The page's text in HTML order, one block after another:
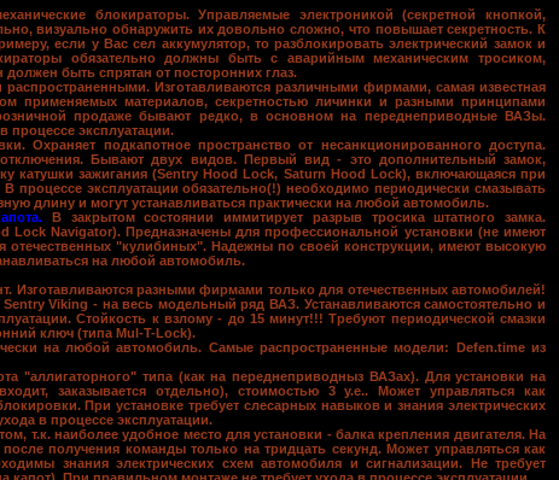
блокираторы. Управляемые электроникой (секретной кнопкой,
визуально обнаружить их довольно сложно, что повышает секретность. К
если у Вас сел аккумулятор, то разблокировать электрический замок и
обязательно должны быть с аварийным механическим тросиком,
быть спрятан от посторонних глаз.
Изготавливаются различными фирмами, самая известная
применяемых материалов, секретностью личинки и разными принципами
продаже бывают редко, в основном на переднеприводные ВАЗы.
процессе эксплуатации.
Охраняет подкапотное пространство от несанкционированного доступа.
Бывают двух видов. Первый вид - это дополнительный замок,
катушки зажигания (Sentry Hood Lock, Saturn Hood Lock), включающаяся при
процессе эксплуатации обязательно(!) необходимо периодически смазывать
длину и могут устанавливаться практически на любой автомобиль.
В закрытом состоянии иммитирует разрыв тросика штатного замка.
Navigator). Предназначены для профессиональной установки (не имеют
"кулибиных". Надежны по своей конструкции, имеют высокую
на любой автомобиль.
разными фирмами только для отечественных автомобилей!
Viking - на весь модельный ряд ВАЗ. Устанавливаются самостоятельно и
Стойкость к взлому - до 15 минут!!! Требуют периодической смазки
ключ (типа Mul-T-Lock).
на любой автомобиль. Самые распространенные модели: Defen.time из
"аллигаторного" типа (как на переднеприводныз ВАЗах). Для установки на
заказывается отдельно), стоимостью 3 у.е.. Может управляться как
При установке требует слесарных навыков и знания электрических
в процессе эксплуатации.
т.к. наиболее удобное место для установки - балка крепления двигателя. На
получения команды только на тридцать секунд. Может управляться как
знания электрических схем автомобиля и сигнализации. Не требует
При правильном монтаже не требует ухода в процессе эксплуатации.